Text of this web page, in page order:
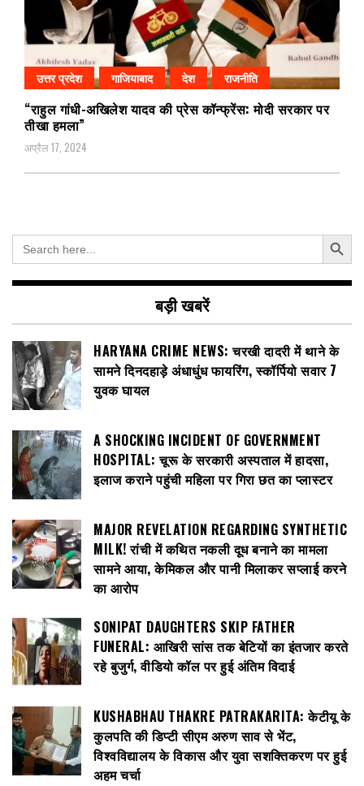
उत्तर प्रदेश गाजियाबाद देश राजनीति
“राहुल गांधी-अखिलेश यादव की प्रेस कॉन्फ्रेंस: मोदी सरकार पर
तीखा हमला”
अप्रैल 17, 2024
Search
for:
Search Button
बड़ी खबरें
HARYANA CRIME NEWS: चरखी दादरी में थाने के
सामने दिनदहाड़े अंधाधुंध फायरिंग, स्कॉर्पियो सवार 7
युवक घायल
A SHOCKING INCIDENT OF GOVERNMENT
HOSPITAL: चूरू के सरकारी अस्पताल में हादसा,
इलाज कराने पहुंची महिला पर गिरा छत का प्लास्टर
MAJOR REVELATION REGARDING SYNTHETIC
MILK! रांची में कथित नकली दूध बनाने का मामला
सामने आया, केमिकल और पानी मिलाकर सप्लाई करने
का आरोप
SONIPAT DAUGHTERS SKIP FATHER
FUNERAL: आखिरी सांस तक बेटियों का इंतजार करते
रहे बुजुर्ग, वीडियो कॉल पर हुई अंतिम विदाई
KUSHABHAU THAKRE PATRAKARITA: केटीयू के
कुलपति की डिप्टी सीएम अरुण साव से भेंट,
विश्वविद्यालय के विकास और युवा सशक्तिकरण पर हुई
अहम चर्चा